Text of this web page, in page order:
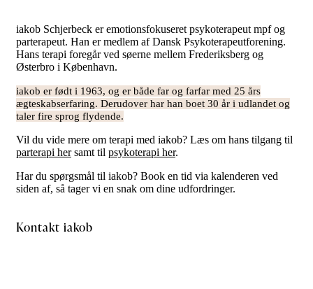
iakob Schjerbeck er emotionsfokuseret psykoterapeut mpf og
parterapeut. Han er medlem af Dansk Psykoterapeutforening.
Hans terapi foregår ved søerne mellem Frederiksberg og
Østerbro i København.
iakob er født i 1963, og er både far og farfar med 25 års
ægteskabserfaring. Derudover har han boet 30 år i udlandet og
taler fire sprog flydende.
Vil du vide mere om terapi med iakob? Læs om hans tilgang til
parterapi hersamt til psykoterapi her.
Har du spørgsmål til iakob? Book en tid via kalenderen ved
siden af, så tager vi en snak om dine udfordringer.
Kontakt iakob